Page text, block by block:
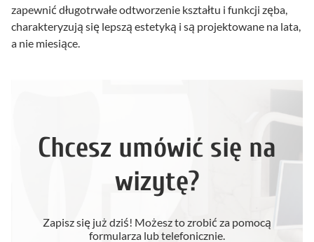
zapewnić długotrwałe odtworzenie kształtu i funkcji zęba,
charakteryzują się lepszą estetyką i są projektowane na lata,
a nie miesiące.
Chcesz umówić się na
wizytę?
Zapisz się już dziś! Możesz to zrobić za pomocą
formularza lub telefonicznie.